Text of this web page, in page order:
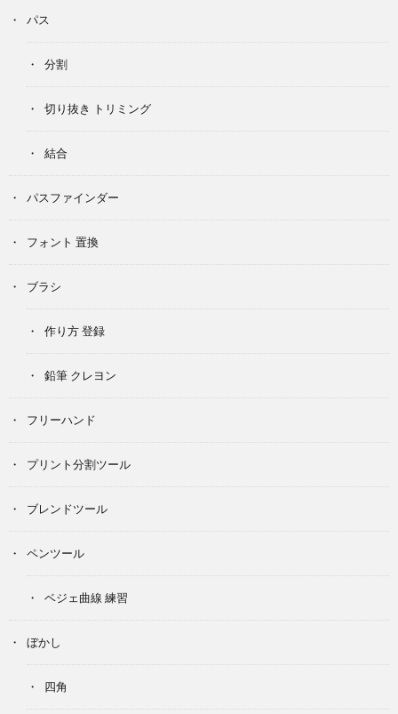
パス
分割
切り抜き トリミング
結合
パスファインダー
フォント 置換
ブラシ
作り方 登録
鉛筆 クレヨン
フリーハンド
プリント分割ツール
ブレンドツール
ペンツール
ベジェ曲線 練習
ぼかし
四角